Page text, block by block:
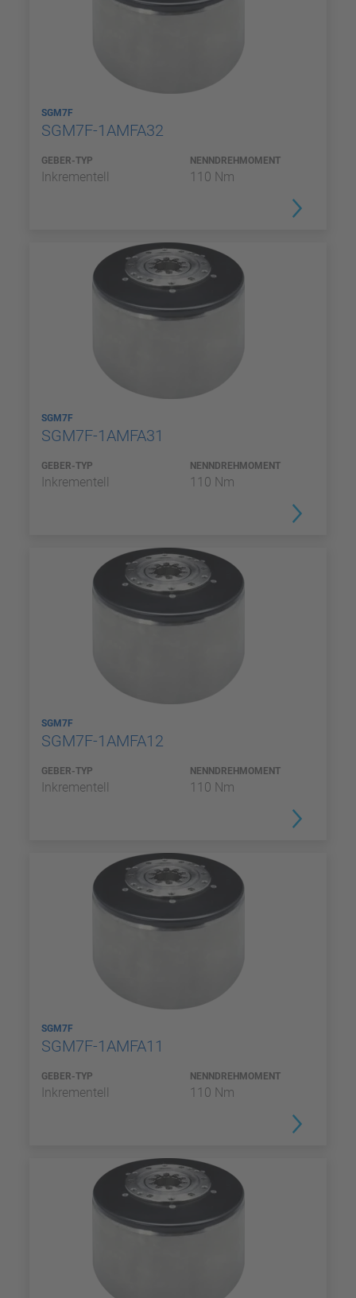
SGM7F
SGM7F-1AMFA32
GEBER-TYP
Inkrementell
NENNDREHMOMENT
110 Nm
SGM7F
SGM7F-1AMFA31
GEBER-TYP
Inkrementell
NENNDREHMOMENT
110 Nm
SGM7F
SGM7F-1AMFA12
GEBER-TYP
Inkrementell
NENNDREHMOMENT
110 Nm
SGM7F
SGM7F-1AMFA11
GEBER-TYP
Inkrementell
NENNDREHMOMENT
110 Nm